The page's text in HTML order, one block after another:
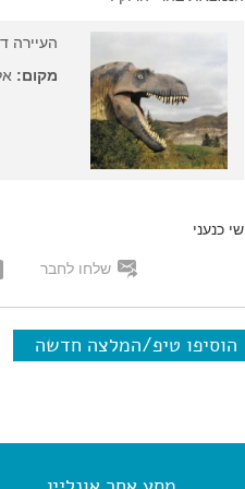
העיירה
מקום:
שי כנעני
שלחו לחבר
הוסיפו טיפ/המלצה חדשה